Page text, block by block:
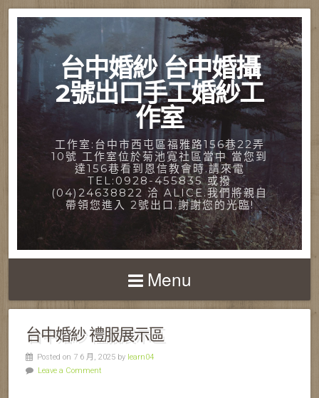
台中婚紗 台中婚攝
2號出口手工婚紗工
作室
工作室:台中市西屯區福雅路156巷22弄
10號 工作室位於菊池寬社區當中 當您到
達156巷看到恩信教會時.請來電
TEL:0928-455835 或撥
(04)24638822 洽 ALICE.我們將親自
帶領您進入 2號出口.謝謝您的光臨!
Menu
台中婚紗 禮服展示區
Posted on 7 6 月, 2025 by learn04
Leave a Comment